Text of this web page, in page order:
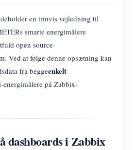
en trinvis vejledning til
smarte energimålere
open source-
Ved at følge denne opsætning kan
fra beggeenkelt
energimålere på Zabbix-
dashboards i Zabbix